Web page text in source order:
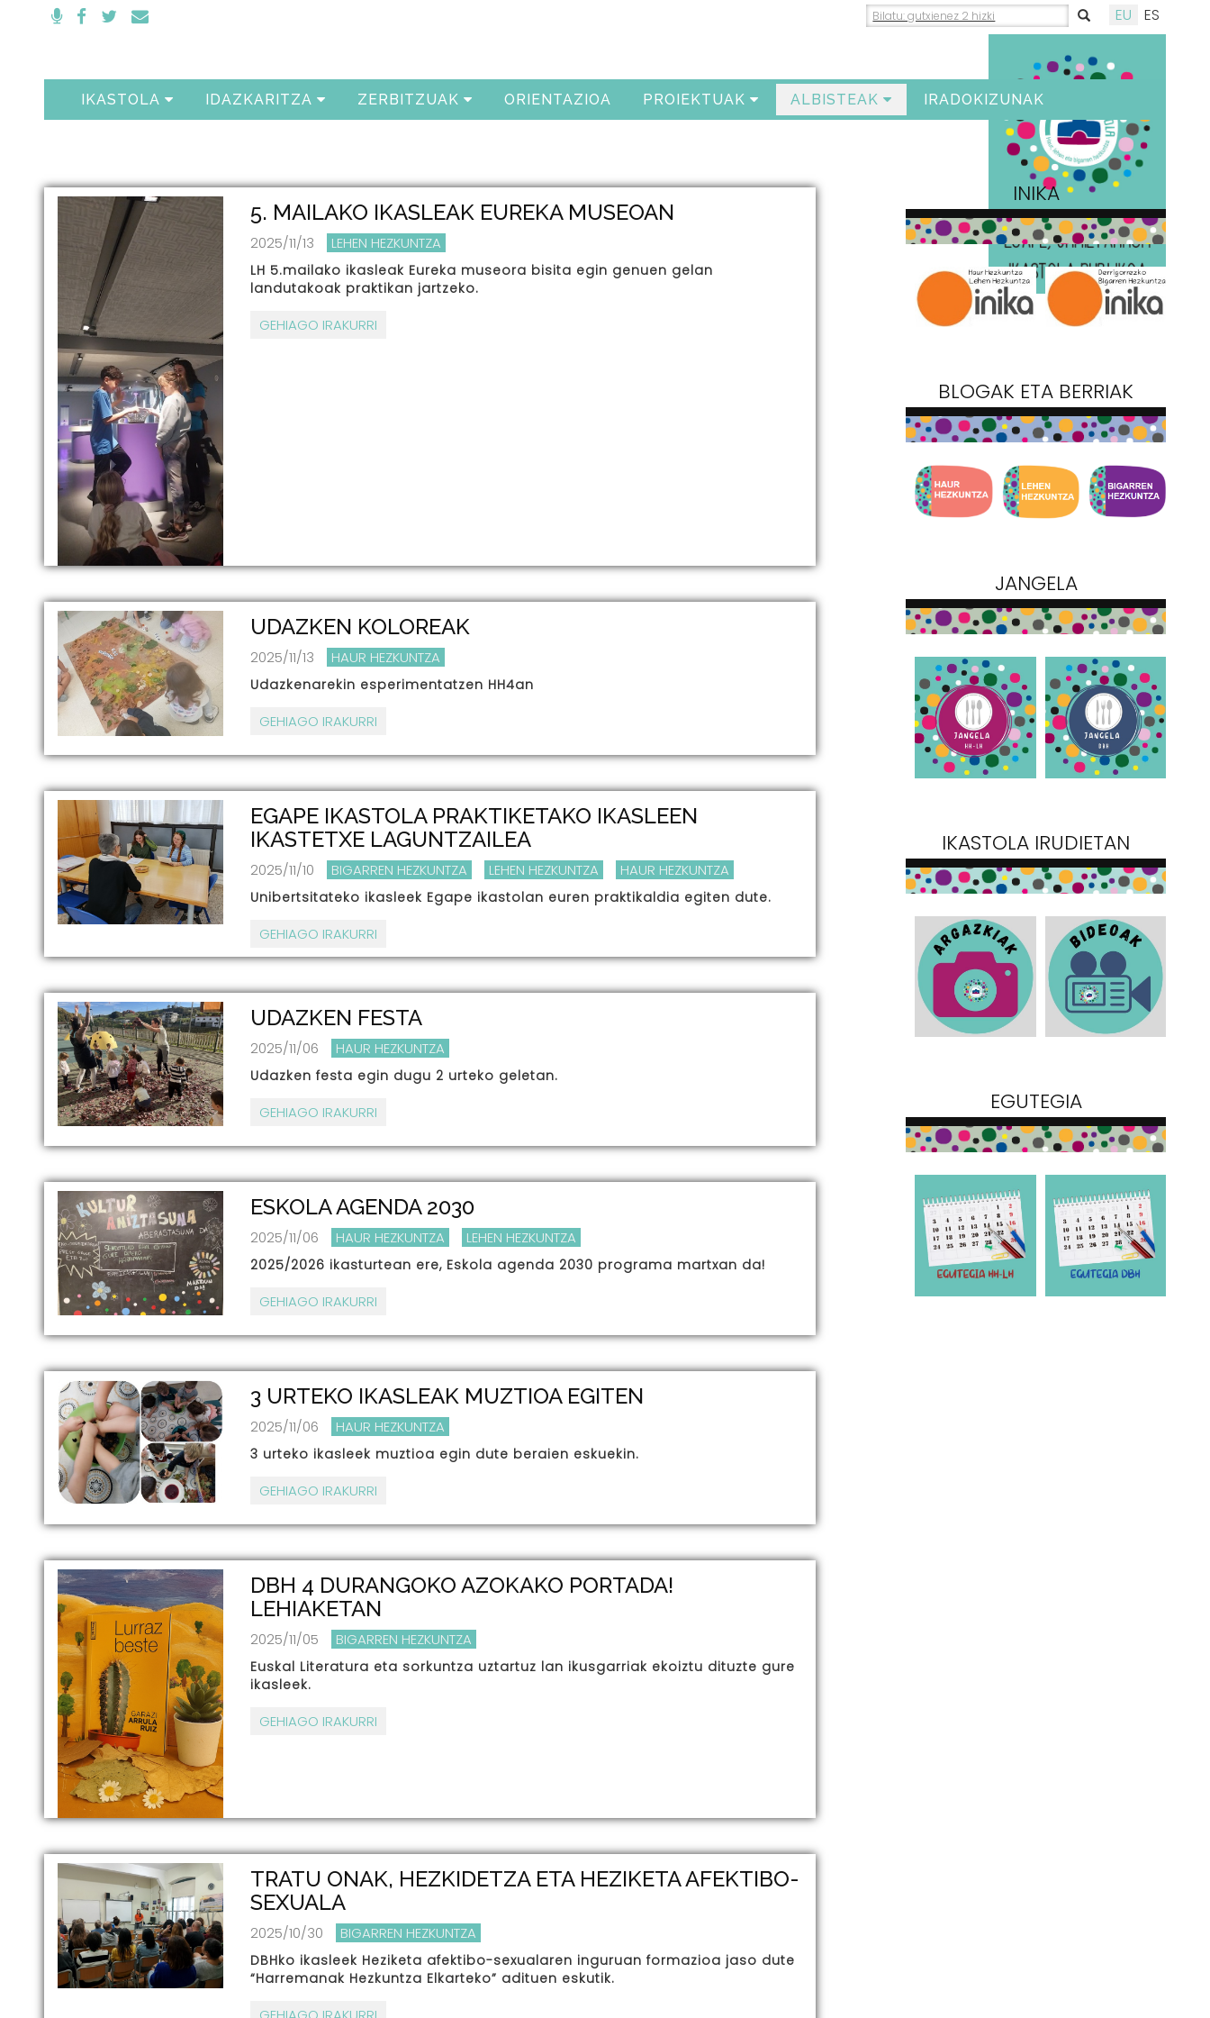
EU ES
IKASTOLA IDAZKARITZA ZERBITZUAK ORIENTAZIOA PROIEKTUAK ALBISTEAK IRADOKIZUNAK
5. MAILAKO IKASLEAK EUREKA MUSEOAN
2025/11/13 LEHEN HEZKUNTZA
LH 5.mailako ikasleak Eureka museora bisita egin genuen gelan
landutakoak praktikan jartzeko.
GEHIAGO IRAKURRI
UDAZKEN KOLOREAK
2025/11/13 HAUR HEZKUNTZA
Udazkenarekin esperimentatzen HH4an
GEHIAGO IRAKURRI
EGAPE IKASTOLA PRAKTIKETAKO IKASLEEN
IKASTETXE LAGUNTZAILEA
2025/11/10 BIGARREN HEZKUNTZA LEHEN HEZKUNTZA HAUR HEZKUNTZA
Unibertsitateko ikasleek Egape ikastolan euren praktikaldia egiten dute.
GEHIAGO IRAKURRI
UDAZKEN FESTA
2025/11/06 HAUR HEZKUNTZA
Udazken festa egin dugu 2 urteko geletan.
GEHIAGO IRAKURRI
ESKOLA AGENDA 2030
2025/11/06 HAUR HEZKUNTZA LEHEN HEZKUNTZA
2025/2026 ikasturtean ere, Eskola agenda 2030 programa martxan da!
GEHIAGO IRAKURRI
3 URTEKO IKASLEAK MUZTIOA EGITEN
2025/11/06 HAUR HEZKUNTZA
3 urteko ikasleek muztioa egin dute beraien eskuekin.
GEHIAGO IRAKURRI
DBH 4 DURANGOKO AZOKAKO PORTADA!
LEHIAKETAN
2025/11/05 BIGARREN HEZKUNTZA
Euskal Literatura eta sorkuntza uztartuz lan ikusgarriak ekoiztu dituzte gure
ikasleek.
GEHIAGO IRAKURRI
TRATU ONAK, HEZKIDETZA ETA HEZIKETA AFEKTIBO-
SEXUALA
2025/10/30 BIGARREN HEZKUNTZA
DBHko ikasleek Heziketa afektibo-sexualaren inguruan formazioa jaso dute
“Harremanak Hezkuntza Elkarteko” adituen eskutik.
INIKA
BLOGAK ETA BERRIAK
JANGELA
IKASTOLA IRUDIETAN
EGUTEGIA